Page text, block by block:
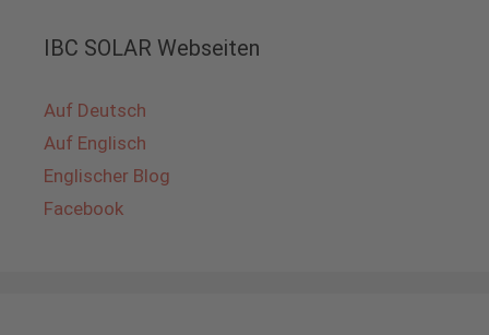
IBC SOLAR Webseiten
Auf Deutsch
Auf Englisch
Englischer Blog
Facebook